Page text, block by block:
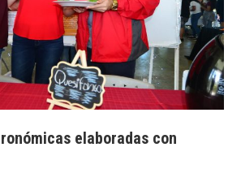
elaboradas con